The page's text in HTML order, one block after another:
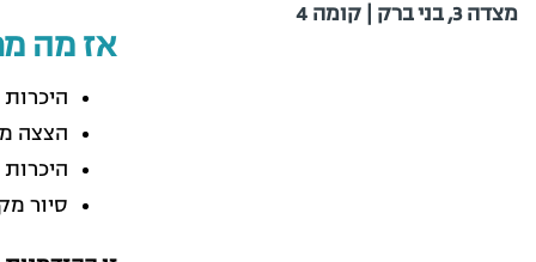
מצדה 3, בני ברק | קומה 4
אז מה
הצצה
סיור